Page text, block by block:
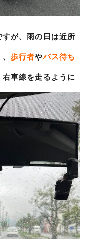
が、雨の日は近所
歩行者やバス待ち
車線を走るように